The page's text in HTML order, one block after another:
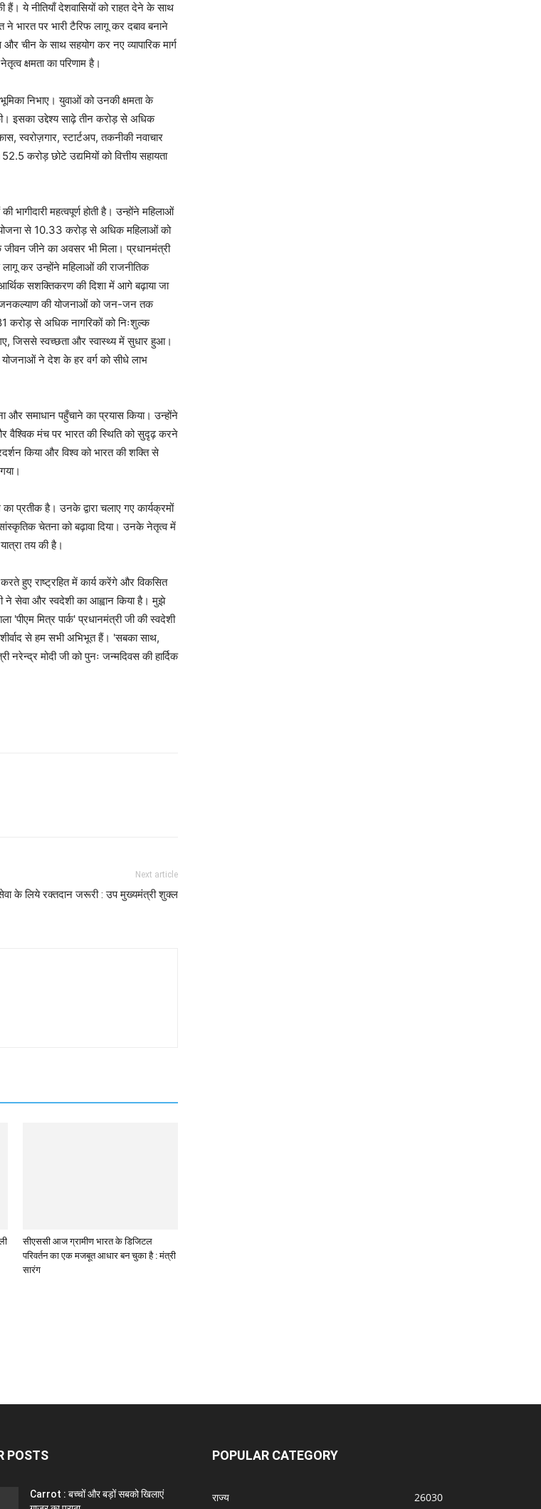
हैं। ये नीतियाँ देशवासियों को राहत देने के साथ
भारत पर भारी टैरिफ लागू कर दबाव बनाने
चीन के साथ सहयोग कर नए व्यापारिक मार्ग
क्षमता का परिणाम है।
निभाए। युवाओं को उनकी क्षमता के
इसका उद्देश्य साढ़े तीन करोड़ से अधिक
स्वरोज़गार, स्टार्टअप, तकनीकी नवाचार
करोड़ छोटे उद्यमियों को वित्तीय सहायता
भागीदारी महत्वपूर्ण होती है। उन्होंने महिलाओं
से 10.33 करोड़ से अधिक महिलाओं को
जीने का अवसर भी मिला। प्रधानमंत्री
कर उन्होंने महिलाओं की राजनीतिक
सशक्तिकरण की दिशा में आगे बढ़ाया जा
जनकल्याण की योजनाओं को जन-जन तक
करोड़ से अधिक नागरिकों को निःशुल्क
जिससे स्वच्छता और स्वास्थ्य में सुधार हुआ।
ने देश के हर वर्ग को सीधे लाभ
समाधान पहुँचाने का प्रयास किया। उन्होंने
वैश्विक मंच पर भारत की स्थिति को सुदृढ़ करने
किया और विश्व को भारत की शक्ति से
प्रतीक है। उनके द्वारा चलाए गए कार्यक्रमों
चेतना को बढ़ावा दिया। उनके नेतृत्व में
तय की है।
हुए राष्ट्रहित में कार्य करेंगे और विकसित
ने सेवा और स्वदेशी का आह्वान किया है। मुझे
'पीएम मित्र पार्क' प्रधानमंत्री जी की स्वदेशी
से हम सभी अभिभूत हैं। 'सबका साथ,
मोदी जी को पुनः जन्मदिवस की हार्दिक
Next article
के लिये रक्तदान जरूरी : उप मुख्यमंत्री शुक्ल
सीएससी आज ग्रामीण भारत के डिजिटल
परिवर्तन का एक मजबूत आधार बन चुका है : मंत्री
सारंग
POSTS
Carrot : बच्चों और बड़ों सबको खिलाएं
POPULAR CATEGORY
राज्‍य 26030